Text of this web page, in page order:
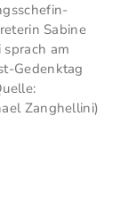
Sabine
sprach am
Gedenktag
Zanghellini)